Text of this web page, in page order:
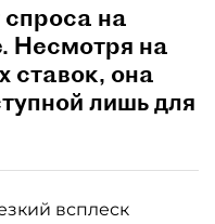
на
Несмотря на
ставок, она
лишь для
всплеск